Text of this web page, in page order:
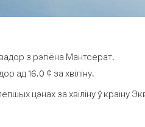
з рэгіёна Мантсерат.
ад 16.0 ¢ за хвіліну.
цэнах за хвіліну ў краіну